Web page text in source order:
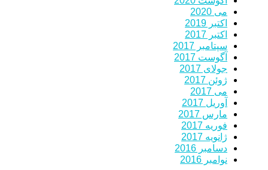
می 2020
اکتبر 2019
اکتبر 2017
سپتامبر 2017
آگوست 2017
جولای 2017
ژوئن 2017
می 2017
آوریل 2017
مارس 2017
فوریه 2017
ژانویه 2017
دسامبر 2016
نوامبر 2016